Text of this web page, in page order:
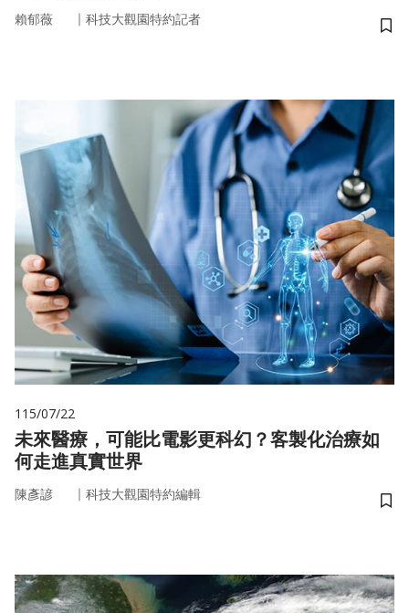
賴郁薇 ｜ 科技大觀園特約記者
儲
115/07/22
未來醫療，可能比電影更科幻？客製化治療如
何走進真實世界
陳彥諺 ｜ 科技大觀園特約編輯
儲